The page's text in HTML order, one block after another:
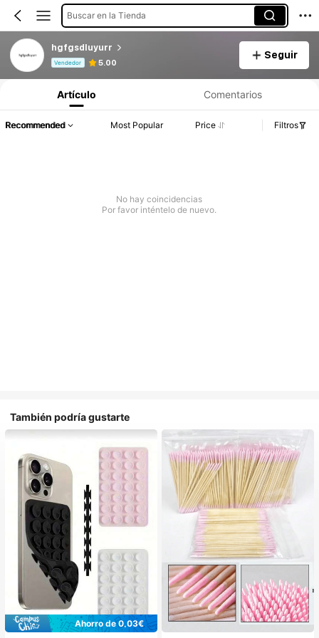
Buscar en la Tienda
hgfgsdluyurr
Vendedor 5.00
Seguir
Artículo Comentarios
Recommended Most Popular Price Filtros
No hay coincidencias
Por favor inténtelo de nuevo.
También podría gustarte
Ahorro de 0,03€